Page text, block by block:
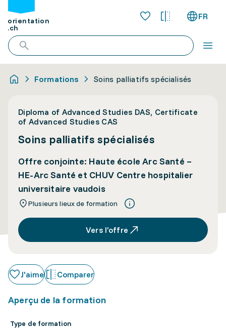
orientation
.ch
FR
Formations Soins palliatifs spécialisés
Diploma of Advanced Studies DAS, Certificate
of Advanced Studies CAS
Soins palliatifs spécialisés
Offre conjointe: Haute école Arc Santé –
HE-Arc Santé et CHUV Centre hospitalier
universitaire vaudois
Plusieurs lieux de formation
Vers l’offre
J'aime Comparer
Aperçu de la formation
Type de formation